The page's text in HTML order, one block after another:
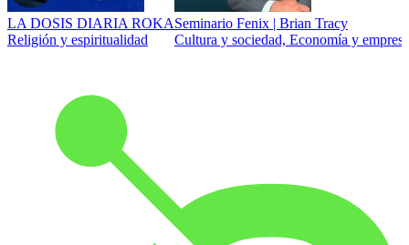
LA DOSIS DIARIA ROKA
Religión y espiritualidad
Seminario Fenix | Brian Tracy
Cultura y sociedad, Economía y